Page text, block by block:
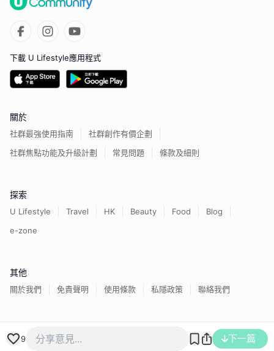
9 下一篇
下載 U Lifestyle應用程式
關於
社群最強使用指南
社群創作有價企劃
社群焦點功能及升級計劃
常見問題 條款及細則
探索
U Lifestyle Travel HK Beauty Food
Blog
e-zone
其他
關於我們 免責聲明 使用條款 私隱政策 聯絡我們
香港經濟日報版權所有©